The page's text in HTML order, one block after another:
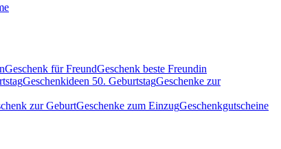
Geschenk für FreundGeschenk beste Freundin
Geschenkideen 50. GeburtstagGeschenke zur
zur GeburtGeschenke zum EinzugGeschenkgutscheine